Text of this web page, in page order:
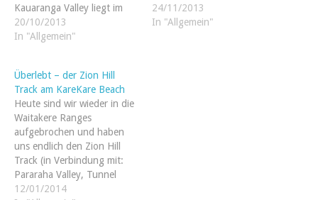
Kauaranga Valley liegt im
Süden des Waldes und
bietet neben schönen
den Wainora Kauri Track
entschieden. Der Weg
startet am Wainora
Campingplatz und
schlängelt sich durch…
20/10/2013
In "Allgemein"
Orewa (einem beliebten
Badestrand der Aucklander)
24/11/2013
In "Allgemein"
Überlebt – der Zion Hill
Track am KareKare Beach
Heute sind wir wieder in die
Waitakere Ranges
aufgebrochen und haben
uns endlich den Zion Hill
Track (in Verbindung mit:
Pararaha Valley, Tunnel
Point und Beach Circuit) zur
12/01/2014